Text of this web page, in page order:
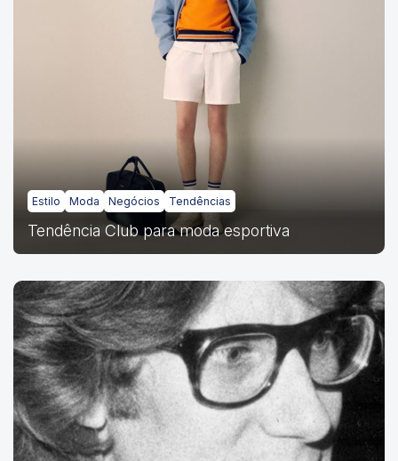
Estilo Moda Negócios Tendências
Tendência Club para moda esportiva